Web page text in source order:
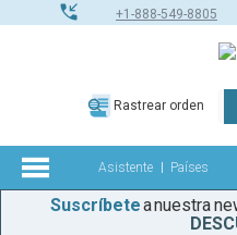
+1-888-549-8805
Rastrear orden
Asistente Países
Suscríbetea nuestra